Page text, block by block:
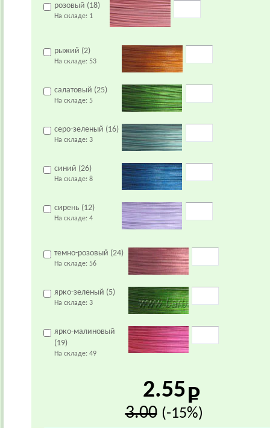
розовый (18)
На складе: 1
рыжий (2)
На складе: 53
салатовый (25)
На складе: 5
серо-зеленый (16)
На складе: 3
синий (26)
На складе: 8
сирень (12)
На складе: 4
темно-розовый (24)
На складе: 56
ярко-зеленый (5)
На складе: 3
ярко-малиновый
(19)
На складе: 49
2.55
3.00 (-15%)